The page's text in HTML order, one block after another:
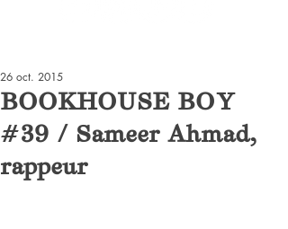
BOOKHOUSE BOY
#39 / Sameer Ahmad,
rappeur
26 oct. 2015